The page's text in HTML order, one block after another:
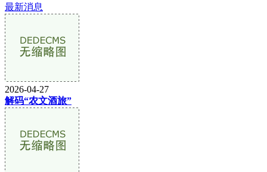
最新消息
2026-04-27
解码“农文酒旅”